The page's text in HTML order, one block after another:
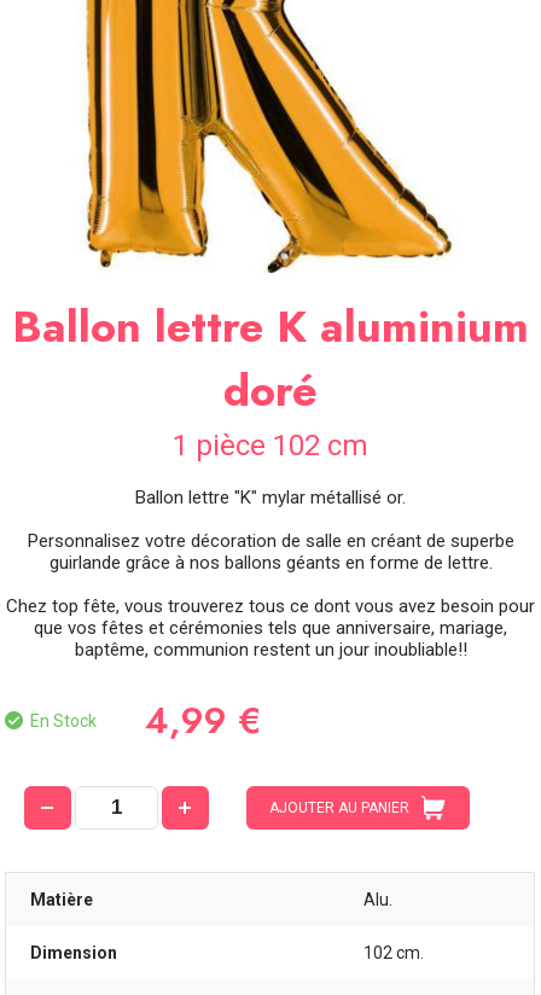
OCCASIONS
SPÉCIALES
CONTACT
Ballon lettre K aluminium
doré
1 pièce 102 cm
Ballon lettre "K" mylar métallisé or.
Personnalisez votre décoration de salle en créant de superbe
guirlande grâce à nos ballons géants en forme de lettre.
Chez top fête, vous trouverez tous ce dont vous avez besoin pour
que vos fêtes et cérémonies tels que anniversaire, mariage,
baptême, communion restent un jour inoubliable!!
En Stock 4,99 €
AJOUTER AU PANIER
Matière Alu.
Dimension 102 cm.